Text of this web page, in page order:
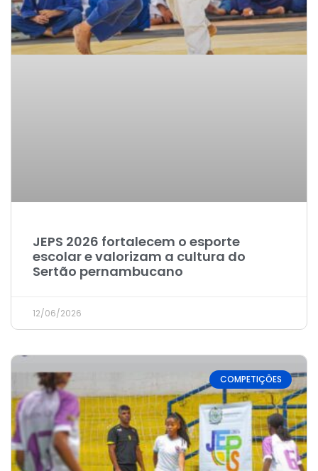
JEPS 2026 fortalecem o esporte
escolar e valorizam a cultura do
Sertão pernambucano
12/06/2026
COMPETIÇÕES